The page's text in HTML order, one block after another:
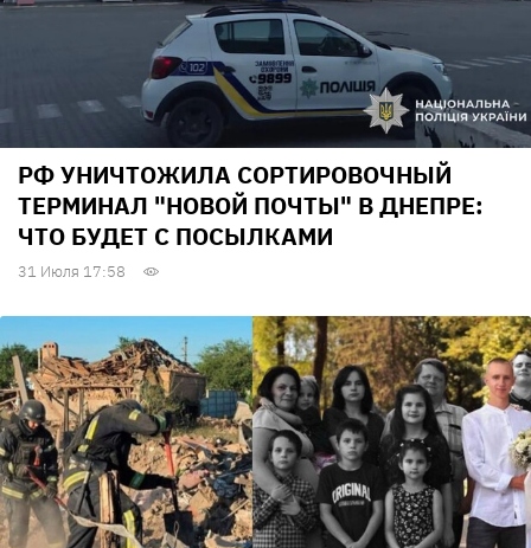
РФ УНИЧТОЖИЛА СОРТИРОВОЧНЫЙ
ТЕРМИНАЛ "НОВОЙ ПОЧТЫ" В ДНЕПРЕ:
ЧТО БУДЕТ С ПОСЫЛКАМИ
31 Июля 17:58